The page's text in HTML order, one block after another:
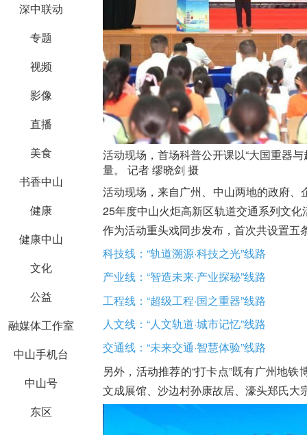
深中联动
专题
视频
影像
直播
美食
书香中山
健康
健康中山
文化
公益
融媒体工作室
中山手机台
中山号
东区
活动现场，首场科普公开课以“大国重器
量。 记者 缪晓剑 摄
活动现场，来自广州、中山两地的政府
25年度中山火炬高新区轨道交通系列文
作为活动重头戏同步发布，首次共设置
科技线：“轨道溯源·科技之光”线路
产业线：“智造未来·产业探秘”线路
工程线：“超级工程·国之重器”线路
人文线：“人文轨道·城市记忆”线路
交通线：“未来交通·智慧体验”线路
另外，活动推荐的“打卡点”既有广州地
文成展馆、沙边村孙康故居、濠头郑氏